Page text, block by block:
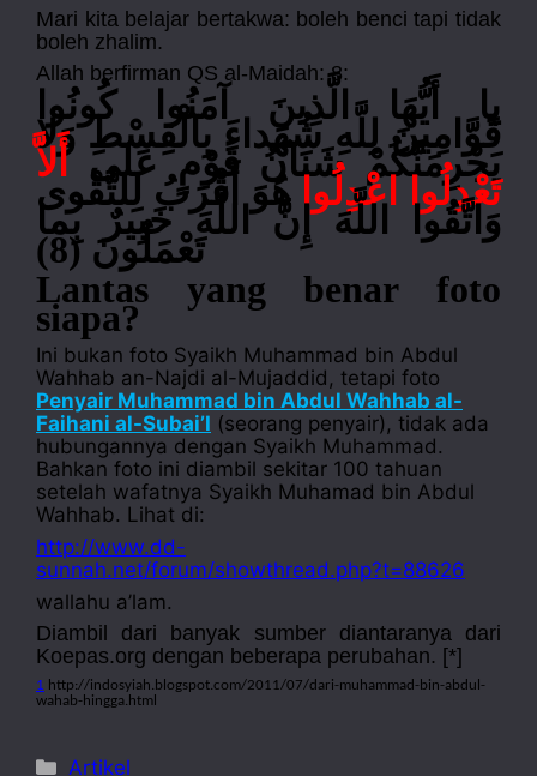
Mari kita belajar bertakwa: boleh benci tapi tidak
boleh zhalim.
Allah berfirman QS al-Maidah: 8:
يا أَيُّهَا الَّذِينَ آمَنُوا كُونُوا
قَوَّامِينَ لِلَّهِ شُهَداءَ بِالْقِسْطِ وَلا
يَجْرِمَنَّكُمْ شَنَآنُ قَوْمٍ عَلىأَلاَّ
تَعْدِلُوا اعْدِلُوا هُوَ أَقْرَبُ لِلتَّقْوى
وَاتَّقُوا اللَّهَ إِنَّ اللَّهَ خَبِيرٌ بِما
تَعْمَلُونَ(8)
Lantas yang benar foto
siapa?
Ini bukan foto Syaikh Muhammad bin Abdul
Wahhab an-Najdi al-Mujaddid, tetapi foto
Penyair Muhammad bin Abdul Wahhab al-
Faihani al-Subai’I (seorang penyair), tidak ada
hubungannya dengan Syaikh Muhammad.
Bahkan foto ini diambil sekitar 100 tahuan
setelah wafatnya Syaikh Muhamad bin Abdul
Wahhab. Lihat di:
http://www.dd-
sunnah.net/forum/showthread.php?t=88626
wallahu a’lam.
Diambil dari banyak sumber diantaranya dari
Koepas.org dengan beberapa perubahan. [*]
1 http://indosyiah.blogspot.com/2011/07/dari-muhammad-bin-abdul-
wahab-hingga.html
Categories
Artikel